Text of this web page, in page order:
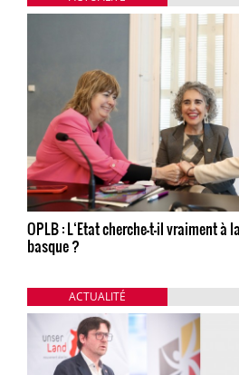
OPLB : L‘Etat cherche-t-il vraiment à
basque ?
ACTUALITÉ